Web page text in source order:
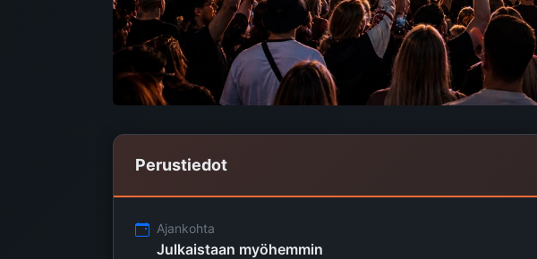
Perustiedot
Ajankohta
Julkaistaan myöhemmin